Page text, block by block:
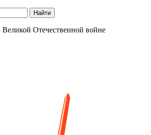
Найти
Отечественной войне